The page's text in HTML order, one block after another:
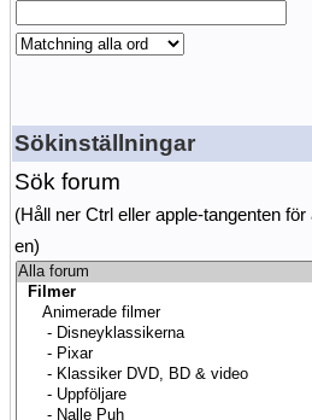
Sökinställningar
Sök forum
(Håll ner Ctrl eller apple-tangenten
en)